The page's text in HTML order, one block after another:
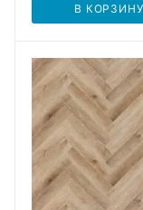
В КОРЗИНУ